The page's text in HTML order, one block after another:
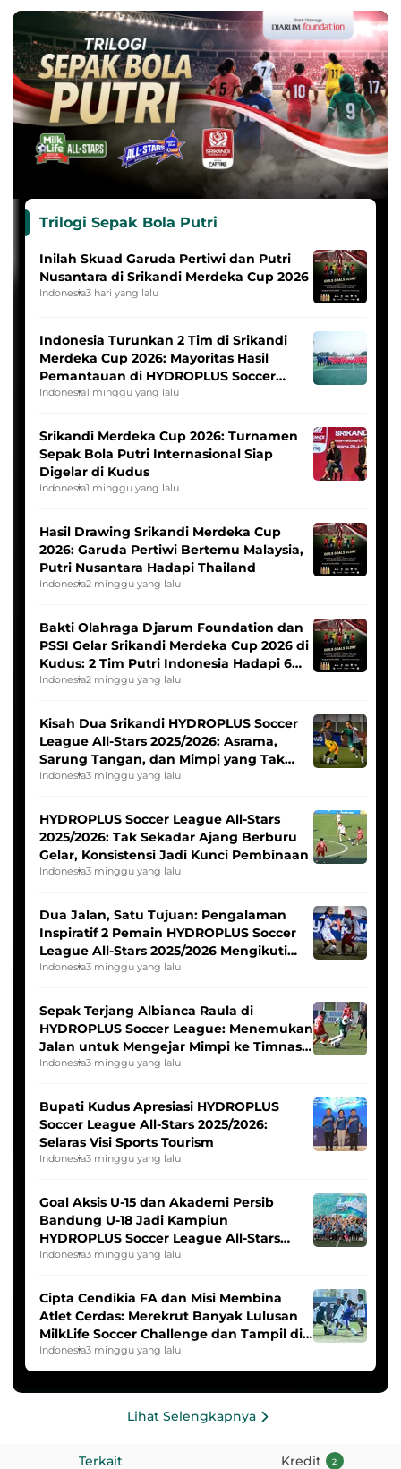
Trilogi Sepak Bola Putri
Inilah Skuad Garuda Pertiwi dan Putri
Nusantara di Srikandi Merdeka Cup 2026
Indonesia3 hari yang lalu
Indonesia Turunkan 2 Tim di Srikandi
Merdeka Cup 2026: Mayoritas Hasil
Pemantauan di HYDROPLUS Soccer
League
Indonesia1 minggu yang lalu
Srikandi Merdeka Cup 2026: Turnamen
Sepak Bola Putri Internasional Siap
Digelar di Kudus
Indonesia1 minggu yang lalu
Hasil Drawing Srikandi Merdeka Cup
2026: Garuda Pertiwi Bertemu Malaysia,
Putri Nusantara Hadapi Thailand
Indonesia2 minggu yang lalu
Bakti Olahraga Djarum Foundation dan
PSSI Gelar Srikandi Merdeka Cup 2026 di
Kudus: 2 Tim Putri Indonesia Hadapi 6
Tim Asia
Indonesia2 minggu yang lalu
Kisah Dua Srikandi HYDROPLUS Soccer
League All-Stars 2025/2026: Asrama,
Sarung Tangan, dan Mimpi yang Tak
Pernah Padam
Indonesia3 minggu yang lalu
HYDROPLUS Soccer League All-Stars
2025/2026: Tak Sekadar Ajang Berburu
Gelar, Konsistensi Jadi Kunci Pembinaan
Indonesia3 minggu yang lalu
Dua Jalan, Satu Tujuan: Pengalaman
Inspiratif 2 Pemain HYDROPLUS Soccer
League All-Stars 2025/2026 Mengikuti
Seleksi Timnas Indonesia Putri
Indonesia3 minggu yang lalu
Sepak Terjang Albianca Raula di
HYDROPLUS Soccer League: Menemukan
Jalan untuk Mengejar Mimpi ke Timnas
Indonesia Putri
Indonesia3 minggu yang lalu
Bupati Kudus Apresiasi HYDROPLUS
Soccer League All-Stars 2025/2026:
Selaras Visi Sports Tourism
Indonesia3 minggu yang lalu
Goal Aksis U-15 dan Akademi Persib
Bandung U-18 Jadi Kampiun
HYDROPLUS Soccer League All-Stars
2025/2026
Indonesia3 minggu yang lalu
Cipta Cendikia FA dan Misi Membina
Atlet Cerdas: Merekrut Banyak Lulusan
MilkLife Soccer Challenge dan Tampil di
HYDROPLUS Soccer League
Indonesia3 minggu yang lalu
Lihat Selengkapnya
Terkait Kredit 2